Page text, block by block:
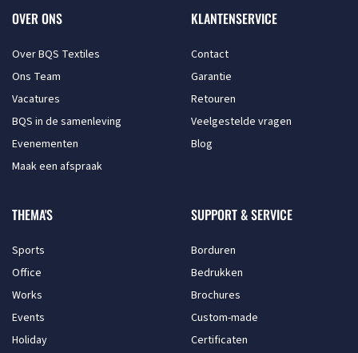
OVER ONS
Over BQS Textiles
Ons Team
Vacatures
BQS in de samenleving
Evenementen
Maak een afspraak
KLANTENSERVICE
Contact
Garantie
Retouren
Veelgestelde vragen
Blog
THEMA'S
Sports
Office
Works
Events
Holiday
SUPPORT & SERVICE
Borduren
Bedrukken
Brochures
Custom-made
Certificaten